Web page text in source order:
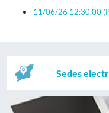
11/06/26 12:30:00
Sedes